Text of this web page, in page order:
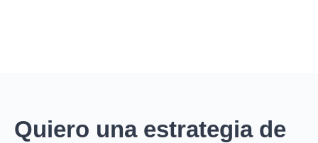
Quiero una estrategia de